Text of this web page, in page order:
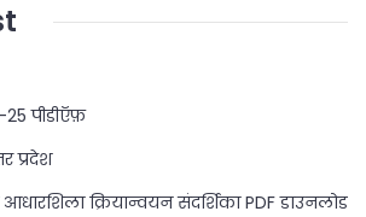
पीडीऍफ़
प्रदेश
क्रियान्वयन संदर्शिका PDF डाउनलोड